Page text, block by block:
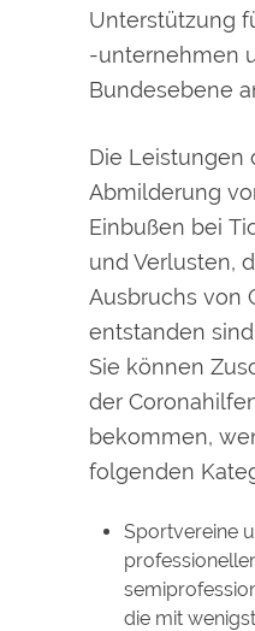
Unterstützung
-unternehmen
Bundesebene
Die Leistungen
Abmilderung
Einbußen bei
und Verlusten,
Ausbruchs von
entstanden
Sie können
der
bekommen,
folgenden
Sportvereine
die mit